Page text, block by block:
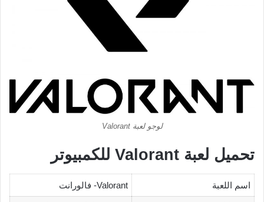
لوجو لعبة Valorant
تحميل لعبة Valorant للكمبيوتر
اسم اللعبة Valorant- فالورانت